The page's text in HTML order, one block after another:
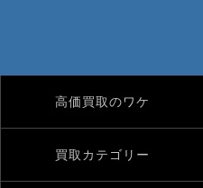
高価買取のワケ
買取カテゴリー